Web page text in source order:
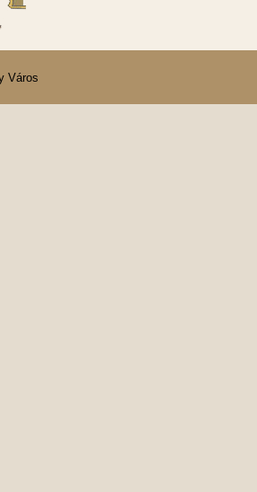
Város